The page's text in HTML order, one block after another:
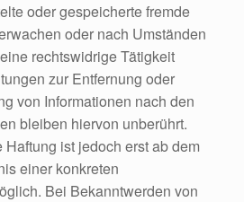
oder gespeicherte fremde
oder nach Umständen
rechtswidrige Tätigkeit
zur Entfernung oder
von Informationen nach den
bleiben hiervon unberührt.
ist jedoch erst ab dem
einer konkreten
Bei Bekanntwerden von